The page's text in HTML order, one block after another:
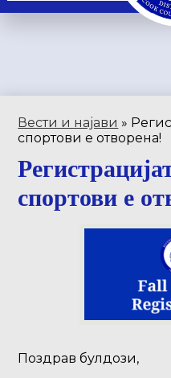
Вести и најави »
спортови е отворена!
спортови е
Поздрав булдози,